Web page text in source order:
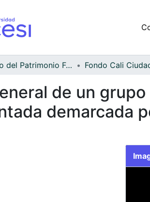
Archivo del Patrimonio Fotográfico y Fílmico del Valle del Cauca Fondo Cali
de un
demarcada